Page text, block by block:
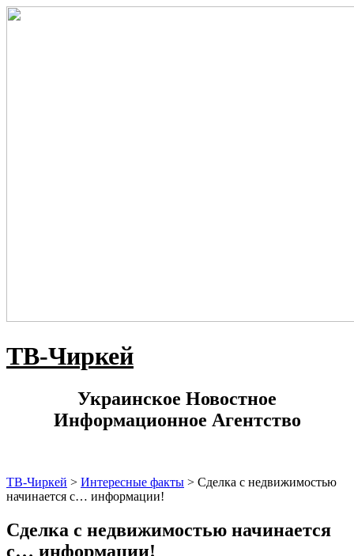
ТВ-Чиркей
Украинское Новостное
Информационное Агентство
ТВ-Чиркей > Интересные факты > Сделка с недвижимостью
начинается с… информации!
Сделка с недвижимостью начинается
с… информации!